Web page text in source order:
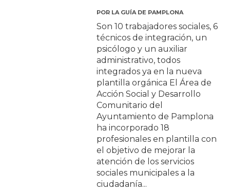
POR LA GUÍA DE PAMPLONA
Son 10 trabajadores sociales, 6
técnicos de integración, un
psicólogo y un auxiliar
administrativo, todos
integrados ya en la nueva
plantilla orgánica El Área de
Acción Social y Desarrollo
Comunitario del
Ayuntamiento de Pamplona
ha incorporado 18
profesionales en plantilla con
el objetivo de mejorar la
atención de los servicios
sociales municipales a la
ciudadanía...